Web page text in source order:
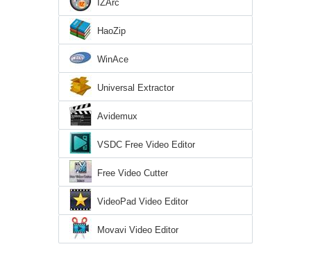
IZArc
HaoZip
WinAce
Universal Extractor
Avidemux
VSDC Free Video Editor
Free Video Cutter
VideoPad Video Editor
Movavi Video Editor